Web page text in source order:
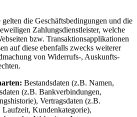
die Geschäftsbedingungen und die
Zahlungsdienstleister, welche
bzw. Transaktionsapplikationen
auf diese ebenfalls zwecks weiterer
von Widerrufs-, Auskunfts-
Bestandsdaten (z.B. Namen,
(z.B. Bankverbindungen,
Vertragsdaten (z.B.
Laufzeit, Kundenkategorie),